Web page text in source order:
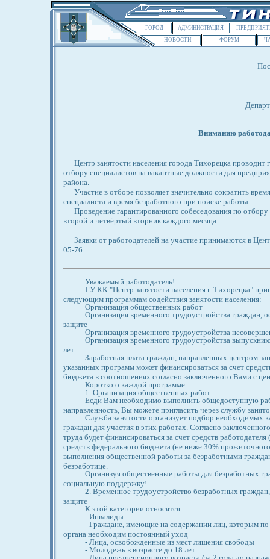
ГОРОД АДМИНИСТРАЦИЯ
НОВОСТИ
ФОРУМ
Вниманию
Центр занятости населения города Тихорецка проводит
отбору специалистов на вакантные должности для
района.
Участие в отборе позволяет значительно сократить
специалиста и время безработного при поиске работы.
Проведение гарантированного собеседования по отбору
второй и четвёртый вторник каждого месяца.
Заявки от работодателей на участие принимаются в
05-76
Уважаемый работодатель!
ГУ КК "Центр занятости населения г. Тихорецка"
следующим программам содействия занятости населения:
Организация общественных работ
Организация временного трудоустройства
защите
Организация временного трудоустройства
Организация временного трудоустройства
лет
Заработная плата граждан, направленных центром
указанных программ может финансироваться за счет
бюджета в соотношениях согласно заключенного Вами с
Коротко о каждой программе:
1. Организация общественных работ
Есди Вам необходимо выполнить общедоступную
направленность, Вы можете пригласить через службу
Служба занятости организует подбор необходимых
граждан для участия в этих работах. Согласно
труда будет финансироваться за счет средств
средств федерального бюджета (не ниже 30%
выполнения общественной работы за безработными
безработице.
Организуя общественные работы для безработных
социальную поддержку!
2. Временное трудоустройство безработных
защите
К этой категории относятся:
- Инвалиды
- Граждане, имеющие на содержании лиц, которым
органа необходим постоянный уход
- Лица, освобожденные из мест лишения свободы
- Молодежь в возрасте до 18 лет